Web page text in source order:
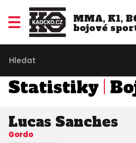
MMA, K1,
bojové
Statistiky
Lucas Sanches
Gordo